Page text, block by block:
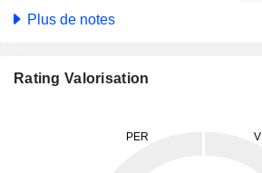
Plus de notes
Rating Valorisation